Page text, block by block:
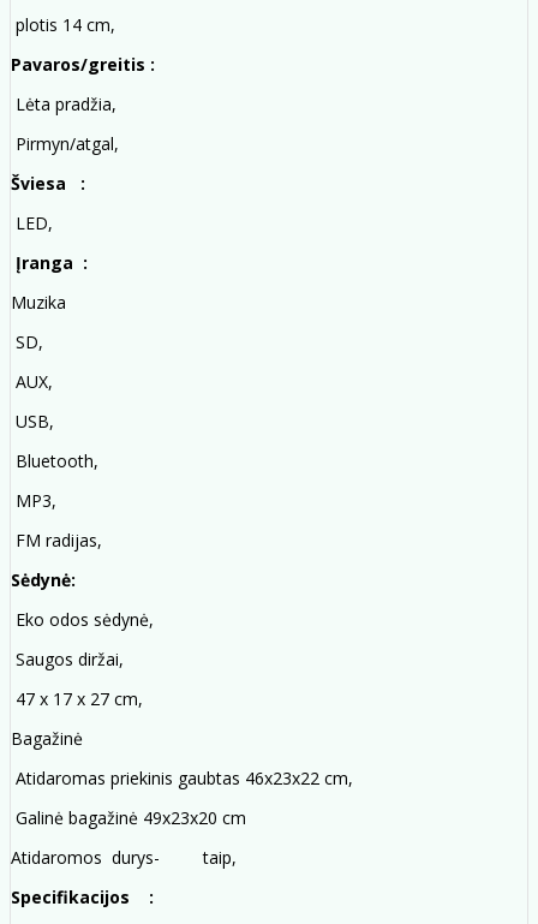
plotis 14 cm,
Pavaros/greitis :
Lėta pradžia,
Pirmyn/atgal,
Šviesa :
LED,
Įranga :
Muzika
SD,
AUX,
USB,
Bluetooth,
MP3,
FM radijas,
Sėdynė:
Eko odos sėdynė,
Saugos diržai,
47 x 17 x 27 cm,
Bagažinė
Atidaromas priekinis gaubtas 46x23x22 cm,
Galinė bagažinė 49x23x20 cm
Atidaromos durys- taip,
Specifikacijos :